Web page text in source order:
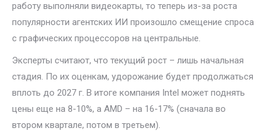
работу выполняли видеокарты, то теперь из-за роста
популярности агентских ИИ произошло смещение спроса
с графических процессоров на центральные.
Эксперты считают, что текущий рост – лишь начальная
стадия. По их оценкам, удорожание будет продолжаться
вплоть до 2027 г. В итоге компания Intel может поднять
цены еще на 8-10%, а AMD – на 16-17% (сначала во
втором квартале, потом в третьем).